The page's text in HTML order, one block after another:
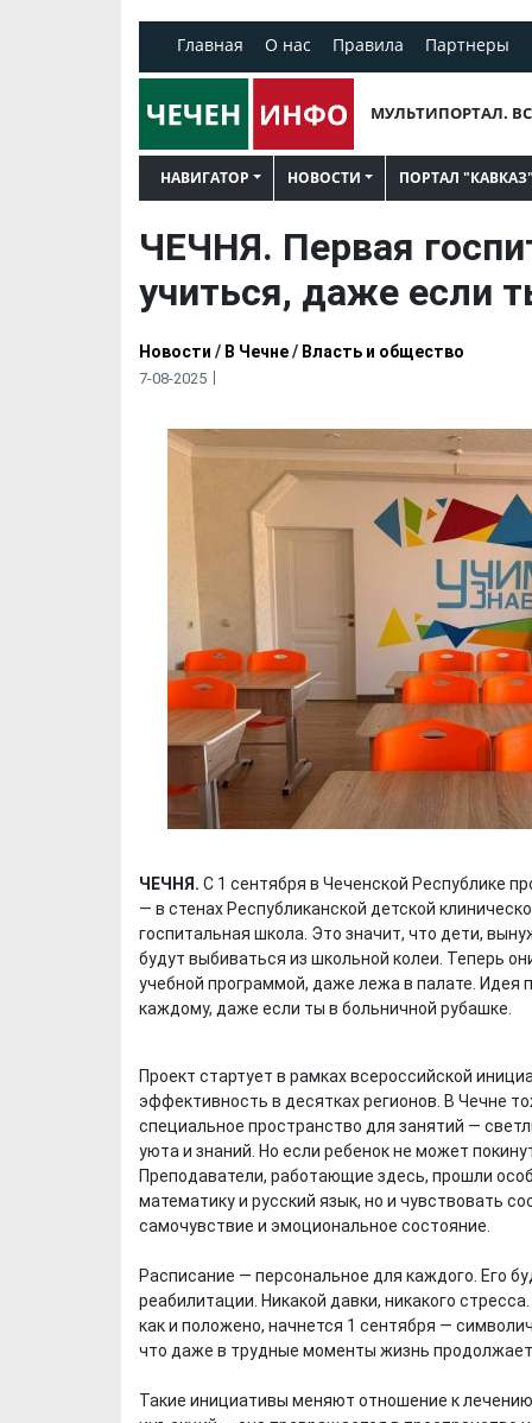
Главная О нас Правила Партнеры
МУЛЬТИПОРТАЛ.
НАВИГАТОР НОВОСТИ ПОРТАЛ "КАВКАЗ"
ЧЕЧНЯ. Первая
учиться, даже если
Новости / В Чечне/ Власть и общество
7-08-2025
ЧЕЧНЯ. С 1 сентября в Чеченской Республике
— в стенах Республиканской детской
госпитальная школа. Это значит, что дети,
будут выбиваться из школьной колеи. Теперь
учебной программой, даже лежа в палате. Идея
каждому, даже если ты в больничной рубашке.
Проект стартует в рамках всероссийской
эффективность в десятках регионов. В Чечне
специальное пространство для занятий —
уюта и знаний. Но если ребенок не может
Преподаватели, работающие здесь, прошли
математику и русский язык, но и чувствовать
самочувствие и эмоциональное состояние.
Расписание — персональное для каждого. Его
реабилитации. Никакой давки, никакого
как и положено, начнется 1 сентября —
что даже в трудные моменты жизнь
Такие инициативы меняют отношение к